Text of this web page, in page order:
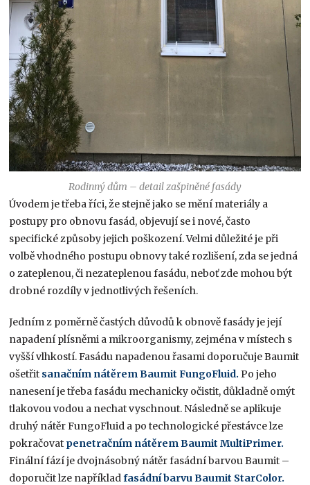
Rodinný dům – detail zašpiněné fasády
Úvodem je třeba říci, že stejně jako se mění materiály a
postupy pro obnovu fasád, objevují se i nové, často
specifické způsoby jejich poškození. Velmi důležité je při
volbě vhodného postupu obnovy také rozlišení, zda se jedná
o zateplenou, či nezateplenou fasádu, neboť zde mohou být
drobné rozdíly v jednotlivých řešeních.
Jedním z poměrně častých důvodů k obnově fasády je její
napadení plísněmi a mikroorganismy, zejména v místech s
vyšší vlhkostí. Fasádu napadenou řasami doporučuje Baumit
ošetřit sanačním nátěrem Baumit FungoFluid. Po jeho
nanesení je třeba fasádu mechanicky očistit, důkladně omýt
tlakovou vodou a nechat vyschnout. Následně se aplikuje
druhý nátěr FungoFluid a po technologické přestávce lze
pokračovat penetračním nátěrem Baumit MultiPrimer.
Finální fází je dvojnásobný nátěr fasádní barvou Baumit –
doporučit lze napříkladfasádní barvu Baumit StarColor.